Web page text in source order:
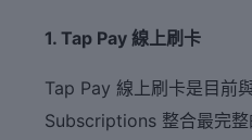
1. Tap Pay 線上刷卡
Tap Pay 線上刷卡是目前
Subscriptions 整合最完